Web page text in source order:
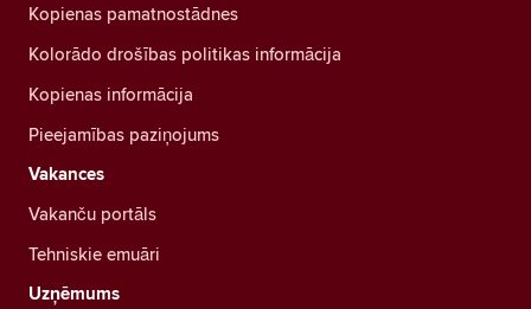
Kopienas pamatnostādnes
Kolorādo drošības politikas informācija
Kopienas informācija
Pieejamības paziņojums
Vakances
Vakanču portāls
Tehniskie emuāri
Uzņēmums